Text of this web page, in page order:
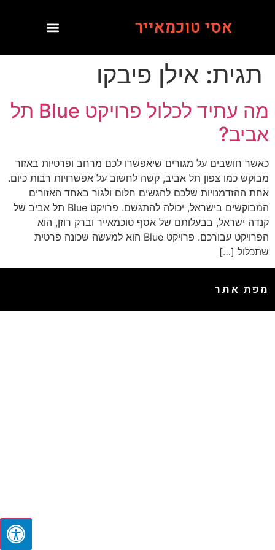
אסי טוכמאייר
תגית: אילן פיבקו
מה עתיד לכלול פרויקט Blue תל
אביב?
כאשר חושבים על מגורים שיאפשרו לכם מרחב ופרטיות באזור
מבוקש כמו צפון תל אביב, קשה לחשוב על אפשרויות רבות כיום.
אחת ההזדמנויות שלכם להגשים חלום ולגור באחד האזורים
המבוקשים בישראל, יכולה להתגשם. פרויקט Blue תל אביב של
קנדה ישראל, בבעלותם של אסף טוכמאייר וברק רוזן, הוא
הפרויקט עבורכם. פרויקט Blue הוא למעשה שכונה פרטית
שתכלול […]
מפת אתר